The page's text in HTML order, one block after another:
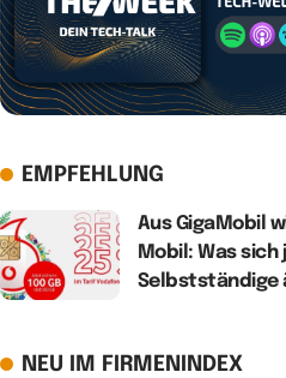
EMPFEHLUNG
Aus GigaMobil
Mobil: Was
Selbstständige
NEU IM FIRMENINDEX